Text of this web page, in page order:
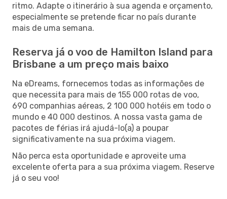
ritmo. Adapte o itinerário à sua agenda e orçamento,
especialmente se pretende ficar no país durante
mais de uma semana.
Reserva já o voo de Hamilton Island para
Brisbane a um preço mais baixo
Na eDreams, fornecemos todas as informações de
que necessita para mais de 155 000 rotas de voo,
690 companhias aéreas, 2 100 000 hotéis em todo o
mundo e 40 000 destinos. A nossa vasta gama de
pacotes de férias irá ajudá-lo(a) a poupar
significativamente na sua próxima viagem.
Não perca esta oportunidade e aproveite uma
excelente oferta para a sua próxima viagem. Reserve
já o seu voo!